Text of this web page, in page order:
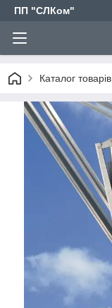
ПП "СЛКом"
Каталог товарів